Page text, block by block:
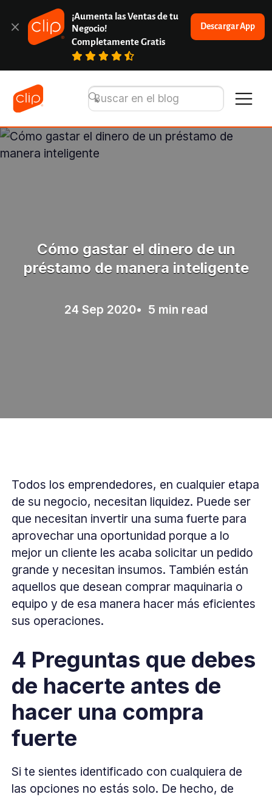
¡Aumenta las Ventas de tu
Negocio!
Completamente Gratis
Descargar App
Cómo gastar el dinero de un
préstamo de manera inteligente
24 Sep 2020• 5 min read
Todos los emprendedores, en cualquier etapa
de su negocio, necesitan liquidez. Puede ser
que necesitan invertir una suma fuerte para
aprovechar una oportunidad porque a lo
mejor un cliente les acaba solicitar un pedido
grande y necesitan insumos. También están
aquellos que desean comprar maquinaria o
equipo y de esa manera hacer más eficientes
sus operaciones.
4 Preguntas que debes
de hacerte antes de
hacer una compra
fuerte
Si te sientes identificado con cualquiera de
las opciones no estás solo. De hecho, de